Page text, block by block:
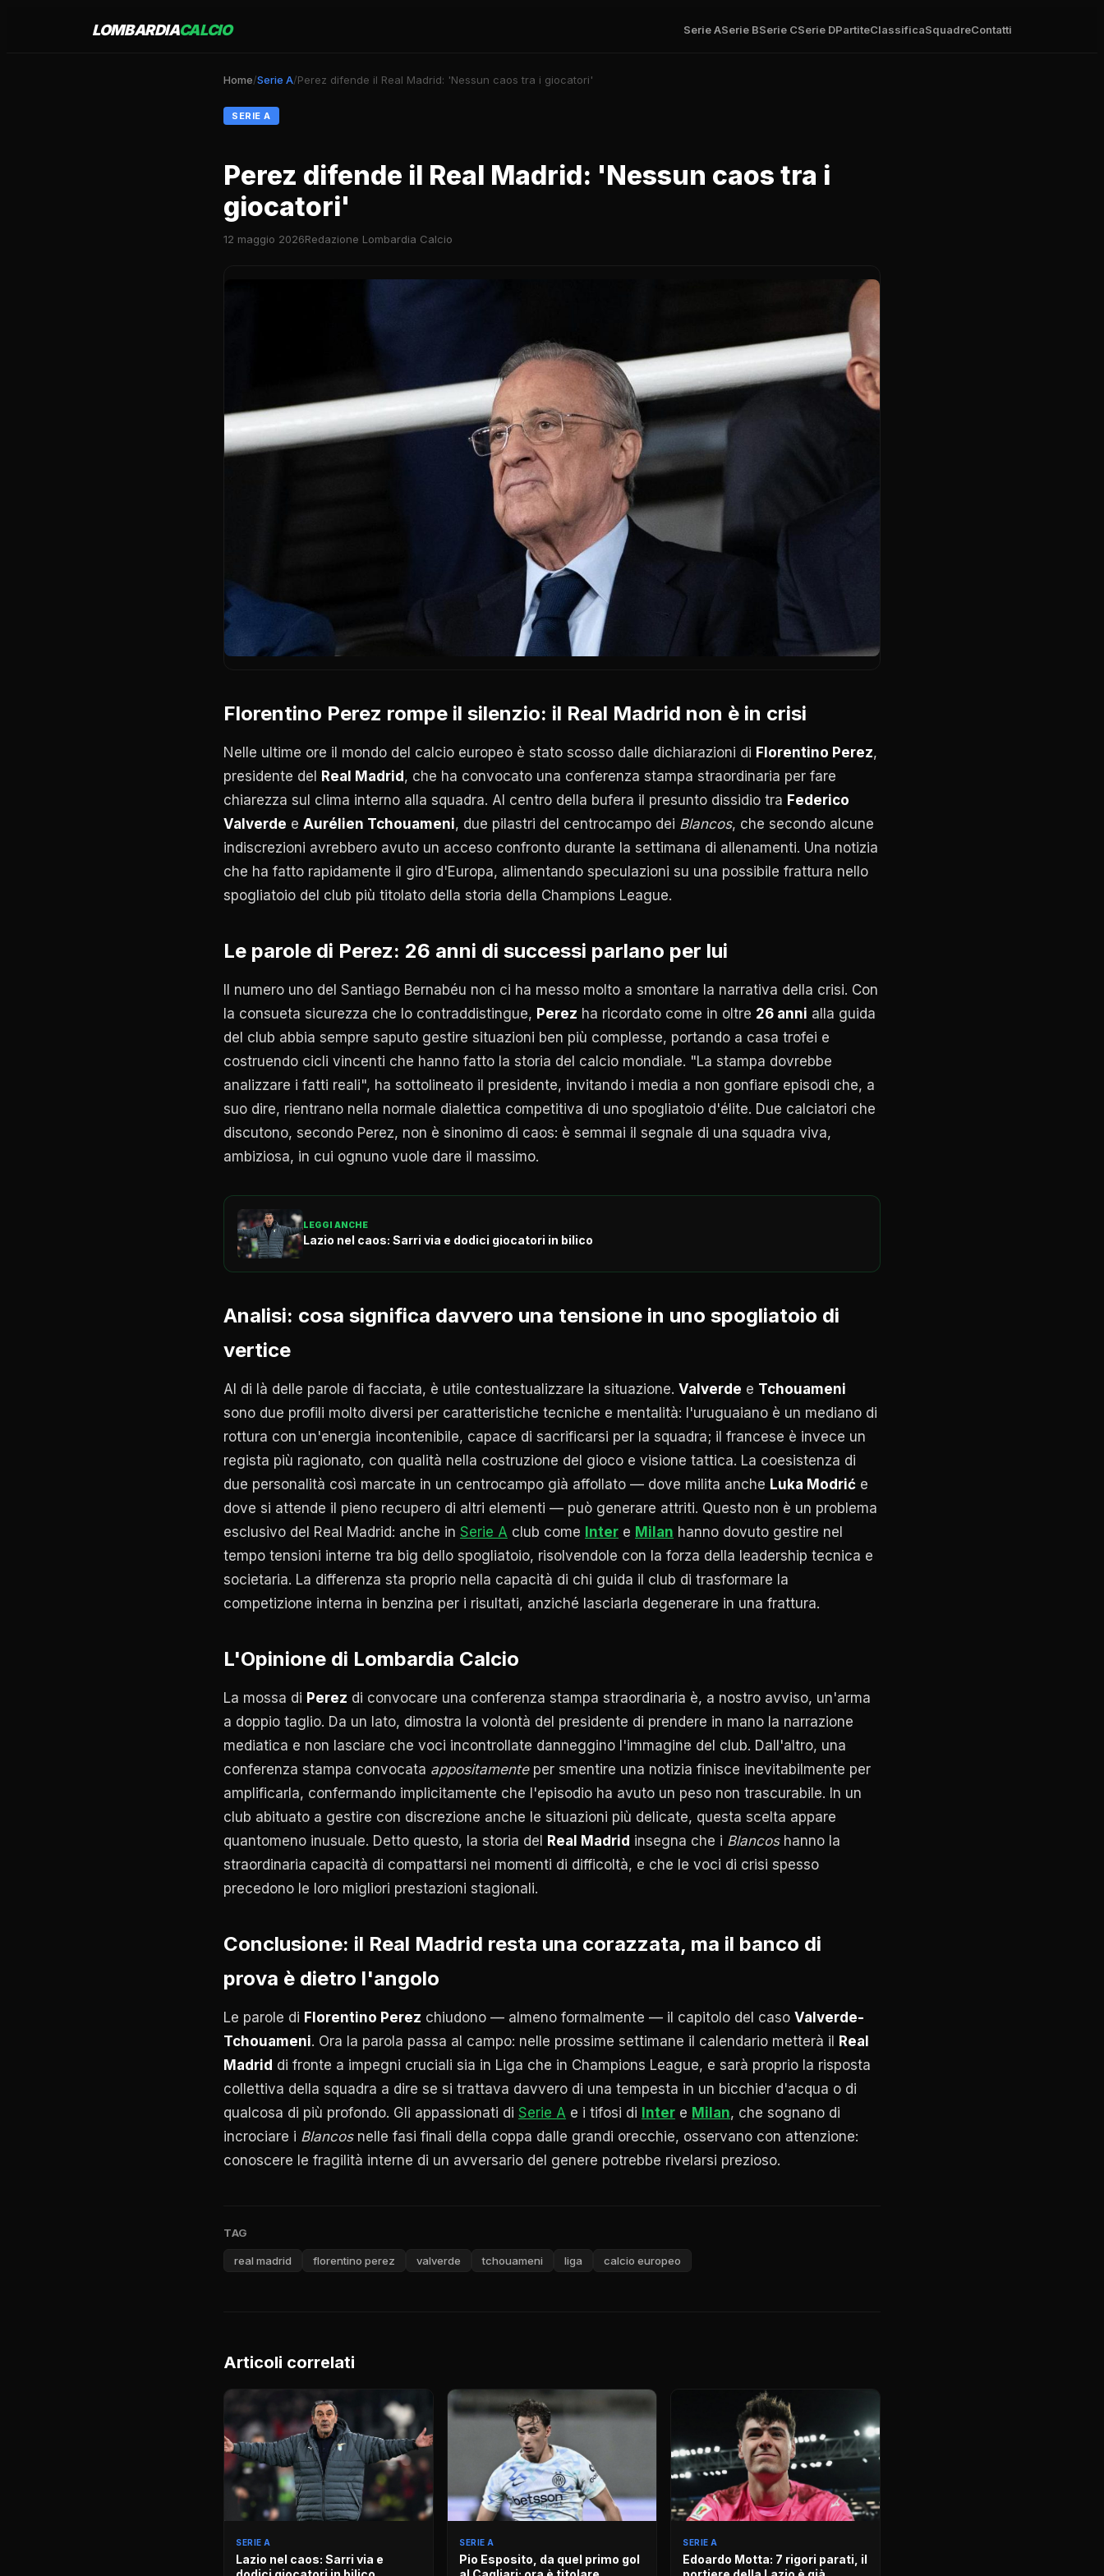
LOMBARDIACALCIO Serie ASerie BSerie CSerie DPartiteClassificaSquadreContatti
Home/Serie A/Perez difende il Real Madrid: 'Nessun caos tra i giocatori'
SERIE A
Perez difende il Real Madrid: 'Nessun caos tra i
giocatori'
12 maggio 2026Redazione Lombardia Calcio
Florentino Perez rompe il silenzio: il Real Madrid non è in crisi
Nelle ultime ore il mondo del calcio europeo è stato scosso dalle dichiarazioni di Florentino Perez,
presidente del
Real Madrid , che ha convocato una conferenza stampa straordinaria per fare
chiarezza sul clima interno alla squadra. Al centro della bufera il presunto dissidio tra Federico
Valverde e Aurélien Tchouameni, due pilastri del centrocampo dei Blancos, che secondo alcune
indiscrezioni avrebbero avuto un acceso confronto durante la settimana di allenamenti. Una notizia
che ha fatto rapidamente il giro d'Europa, alimentando speculazioni su una possibile frattura nello
spogliatoio del club più titolato della storia della Champions League.
Le parole di Perez: 26 anni di successi parlano per lui
Il numero uno del Santiago Bernabéu non ci ha messo molto a smontare la narrativa della crisi. Con
la consueta sicurezza che lo contraddistingue, Perez ha ricordato come in oltre 26 anni alla guida
del club abbia sempre saputo gestire situazioni ben più complesse, portando a casa trofei e
costruendo cicli vincenti che hanno fatto la storia del calcio mondiale. "La stampa dovrebbe
analizzare i fatti reali", ha sottolineato il presidente, invitando i media a non gonfiare episodi che, a
suo dire, rientrano nella normale dialettica competitiva di uno spogliatoio d'élite. Due calciatori che
discutono, secondo Perez, non è sinonimo di caos: è semmai il segnale di una squadra viva,
ambiziosa, in cui ognuno vuole dare il massimo.
LEGGI ANCHE
Lazio nel caos: Sarri via e dodici giocatori in bilico
Analisi: cosa significa davvero una tensione in uno spogliatoio di
vertice
Al di là delle parole di facciata, è utile contestualizzare la situazione. Valverde e Tchouameni
sono due profili molto diversi per caratteristiche tecniche e mentalità: l'uruguaiano è un mediano di
rottura con un'energia incontenibile, capace di sacrificarsi per la squadra; il francese è invece un
regista più ragionato, con qualità nella costruzione del gioco e visione tattica. La coesistenza di
due personalità così marcate in un centrocampo già affollato — dove milita anche Luka Modrić e
dove si attende il pieno recupero di altri elementi — può generare attriti. Questo non è un problema
esclusivo del Real Madrid: anche in Serie A club come Inter e Milan hanno dovuto gestire nel
tempo tensioni interne tra big dello spogliatoio, risolvendole con la forza della leadership tecnica e
societaria. La differenza sta proprio nella capacità di chi guida il club di trasformare la
competizione interna in benzina per i risultati, anziché lasciarla degenerare in una frattura.
L'Opinione di Lombardia Calcio
La mossa di Perez di convocare una conferenza stampa straordinaria è, a nostro avviso, un'arma
a doppio taglio. Da un lato, dimostra la volontà del presidente di prendere in mano la narrazione
mediatica e non lasciare che voci incontrollate danneggino l'immagine del club. Dall'altro, una
conferenza stampa convocata appositamenteper smentire una notizia finisce inevitabilmente per
amplificarla, confermando implicitamente che l'episodio ha avuto un peso non trascurabile. In un
club abituato a gestire con discrezione anche le situazioni più delicate, questa scelta appare
quantomeno inusuale. Detto questo, la storia del
Real Madrid insegna che i Blancoshanno la
straordinaria capacità di compattarsi nei momenti di difficoltà, e che le voci di crisi spesso
precedono le loro migliori prestazioni stagionali.
Conclusione: il Real Madrid resta una corazzata, ma il banco di
prova è dietro l'angolo
Le parole di Florentino Perez chiudono — almeno formalmente — il capitolo del caso Valverde-
Tchouameni. Ora la parola passa al campo: nelle prossime settimane il calendario metterà il
Real
Madrid di fronte a impegni cruciali sia in Liga che in Champions League, e sarà proprio la risposta
collettiva della squadra a dire se si trattava davvero di una tempesta in un bicchier d'acqua o di
qualcosa di più profondo. Gli appassionati di Serie A e i tifosi di Inter e Milan, che sognano di
incrociare i Blancosnelle fasi finali della coppa dalle grandi orecchie, osservano con attenzione:
conoscere le fragilità interne di un avversario del genere potrebbe rivelarsi prezioso.
TAG
real madrid florentino perez valverde tchouameni liga calcio europeo
Articoli correlati
SERIE A
Lazio nel caos: Sarri via e
SERIE A
Pio Esposito, da quel primo gol
SERIE A
Edoardo Motta: 7 rigori parati, il